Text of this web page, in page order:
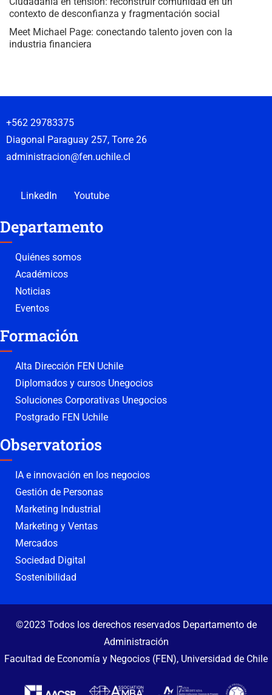
contexto de desconfianza y fragmentación social
Meet Michael Page: conectando talento joven con la
industria financiera
+562 29783375
Diagonal Paraguay 257, Torre 26
administracion@fen.uchile.cl
LinkedIn Youtube
Departamento
Quiénes somos
Académicos
Noticias
Eventos
Formación
Alta Dirección FEN Uchile
Diplomados y cursos Unegocios
Soluciones Corporativas Unegocios
Postgrado FEN Uchile
Observatorios
IA e innovación en los negocios
Gestión de Personas
Marketing Industrial
Marketing y Ventas
Mercados
Sociedad Digital
Sostenibilidad
©2023 Todos los derechos reservados Departamento de
Administración
Facultad de Economía y Negocios (FEN), Universidad de Chile